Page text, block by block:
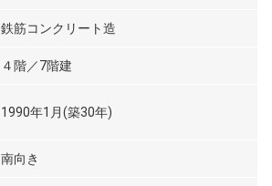
鉄筋コンクリート造
４階／7階建
1990年1月(築30年)
南向き